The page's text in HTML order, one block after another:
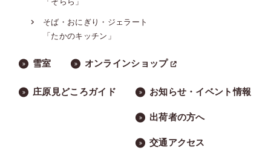
そば・おにぎり・ジェラート
「たかのキッチン」
雪室 オンラインショップ
庄原見どころガイド お知らせ・イベント情報
出荷者の方へ
交通アクセス